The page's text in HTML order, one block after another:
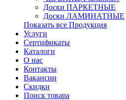
Доски ПАРКЕТНЫЕ
Доски ЛАМИНАТНЫЕ
Показать все Продукция
Услуги
Сертификаты
Каталоги
О нас
Контакты
Вакансии
Скидки
Поиск товара